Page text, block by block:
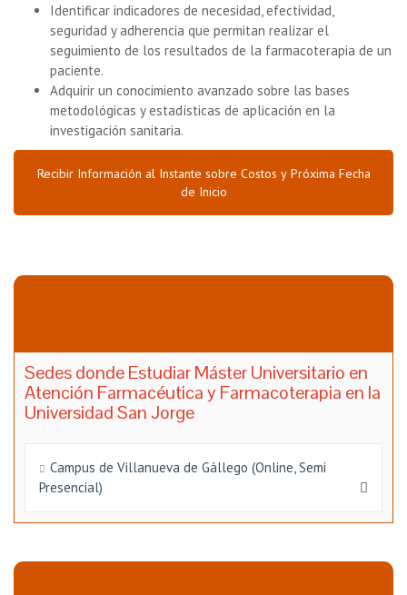
Identificar indicadores de necesidad, efectividad,
seguridad y adherencia que permitan realizar el
seguimiento de los resultados de la farmacoterapia de un
paciente.
Adquirir un conocimiento avanzado sobre las bases
metodológicas y estadísticas de aplicación en la
investigación sanitaria.
Recibir Información al Instante sobre Costos y Próxima Fecha
de Inicio
Sedes donde Estudiar Máster Universitario en
Atención Farmacéutica y Farmacoterapia en la
Universidad San Jorge
Campus de Villanueva de Gállego (Online, Semi
Presencial)